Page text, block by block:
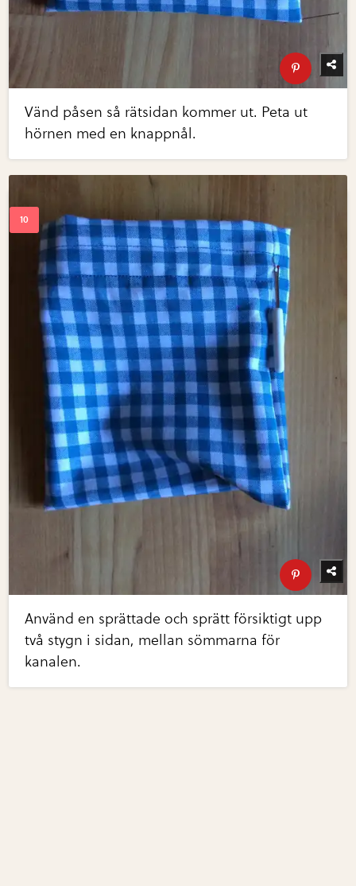
Vänd påsen så rätsidan kommer ut. Peta ut
hörnen med en knappnål.
Använd en sprättade och sprätt försiktigt upp
två stygn i sidan, mellan sömmarna för
kanalen.